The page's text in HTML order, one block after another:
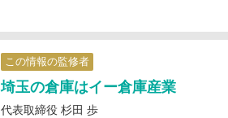
この情報の監修者
埼玉の倉庫はイー倉庫産業
代表取締役 杉田 歩